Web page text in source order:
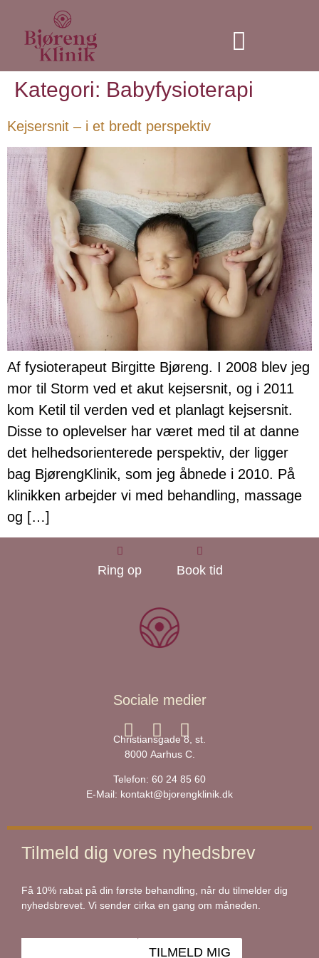
Kategori: Babyfysioterapi
Kejsersnit – i et bredt perspektiv
Af fysioterapeut Birgitte Bjøreng. I 2008 blev jeg
mor til Storm ved et akut kejsersnit, og i 2011
kom Ketil til verden ved et planlagt kejsersnit.
Disse to oplevelser har været med til at danne
det helhedsorienterede perspektiv, der ligger
bag BjørengKlinik, som jeg åbnede i 2010. På
klinikken arbejder vi med behandling, massage
og […]
Ring op Book tid
Sociale medier
Christiansgade 8, st.
8000 Aarhus C.
Telefon: 60 24 85 60
E-Mail: kontakt@bjorengklinik.dk
Tilmeld dig vores nyhedsbrev
Få 10% rabat på din første behandling, når du tilmelder dig
nyhedsbrevet. Vi sender cirka en gang om måneden.